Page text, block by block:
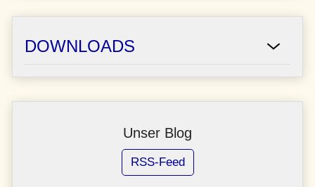
DOWNLOADS
Unser Blog
RSS-Feed